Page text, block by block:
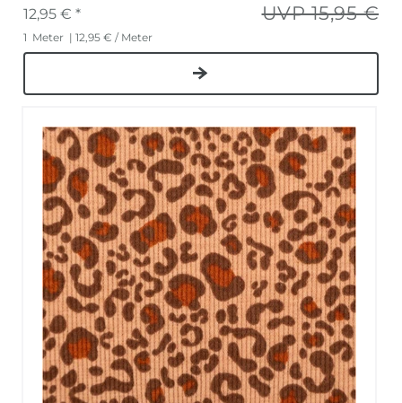
UVP 15,95 €
12,95 € *
1 Meter | 12,95 € / Meter